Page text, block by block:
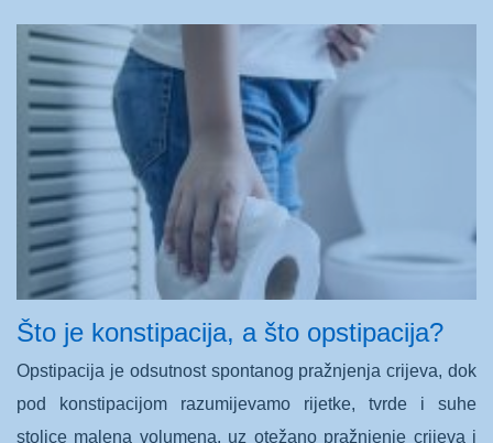
Što je konstipacija, a što opstipacija?
Opstipacija je odsutnost spontanog pražnjenja crijeva, dok
pod konstipacijom razumijevamo rijetke, tvrde i suhe
stolice malena volumena, uz otežano pražnjenje crijeva i